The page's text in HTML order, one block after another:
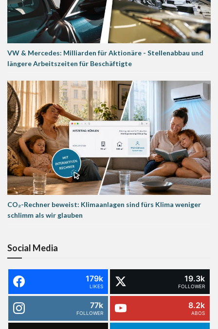
VW & Mercedes: Milliarden für Aktionäre - Stellenabbau und
längere Arbeitszeiten für Beschäftigte
CO₂-Rechner beweist: Klimaanlagen sind fürs Klima weniger
schlimm als wir glauben
Social Media
179k
LIKES
19.3k
FOLLOWER
77k
FOLLOWER
8.2k
ABOS